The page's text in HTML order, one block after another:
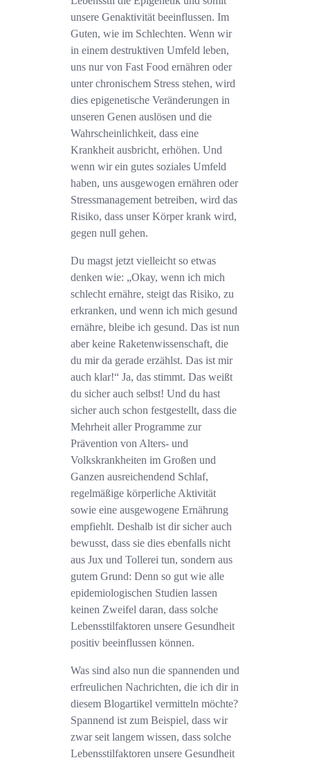
unsere Genaktivität beeinflussen. Im
Guten, wie im Schlechten. Wenn wir
in einem destruktiven Umfeld leben,
uns nur von Fast Food ernähren oder
unter chronischem Stress stehen, wird
dies epigenetische Veränderungen in
unseren Genen auslösen und die
Wahrscheinlichkeit, dass eine
Krankheit ausbricht, erhöhen. Und
wenn wir ein gutes soziales Umfeld
haben, uns ausgewogen ernähren oder
Stressmanagement betreiben, wird das
Risiko, dass unser Körper krank wird,
gegen null gehen.
Du magst jetzt vielleicht so etwas
denken wie: „Okay, wenn ich mich
schlecht ernähre, steigt das Risiko, zu
erkranken, und wenn ich mich gesund
ernähre, bleibe ich gesund. Das ist nun
aber keine Raketenwissenschaft, die
du mir da gerade erzählst. Das ist mir
auch klar!“ Ja, das stimmt. Das weißt
du sicher auch selbst! Und du hast
sicher auch schon festgestellt, dass die
Mehrheit aller Programme zur
Prävention von Alters- und
Volkskrankheiten im Großen und
Ganzen ausreichendend Schlaf,
regelmäßige körperliche Aktivität
sowie eine ausgewogene Ernährung
empfiehlt. Deshalb ist dir sicher auch
bewusst, dass sie dies ebenfalls nicht
aus Jux und Tollerei tun, sondern aus
gutem Grund: Denn so gut wie alle
epidemiologischen Studien lassen
keinen Zweifel daran, dass solche
Lebensstilfaktoren unsere Gesundheit
positiv beeinflussen können.
Was sind also nun die spannenden und
erfreulichen Nachrichten, die ich dir in
diesem Blogartikel vermitteln möchte?
Spannend ist zum Beispiel, dass wir
zwar seit langem wissen, dass solche
Lebensstilfaktoren unsere Gesundheit